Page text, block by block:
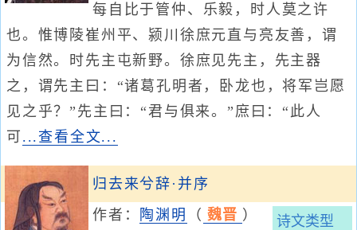
每自比于管仲、乐毅，时人莫之许
也。惟博陵崔州平、颍川徐庶元直与亮友善，谓
为信然。时先主屯新野。徐庶见先主，先主器
之，谓先主曰：“诸葛孔明者，卧龙也，将军岂愿
见之乎？”先主曰：“君与俱来。”庶曰：“此人
可 ...查看全文...
归去来兮辞·并序
诗文类型
作者： 陶渊明 （ 魏晋 ）